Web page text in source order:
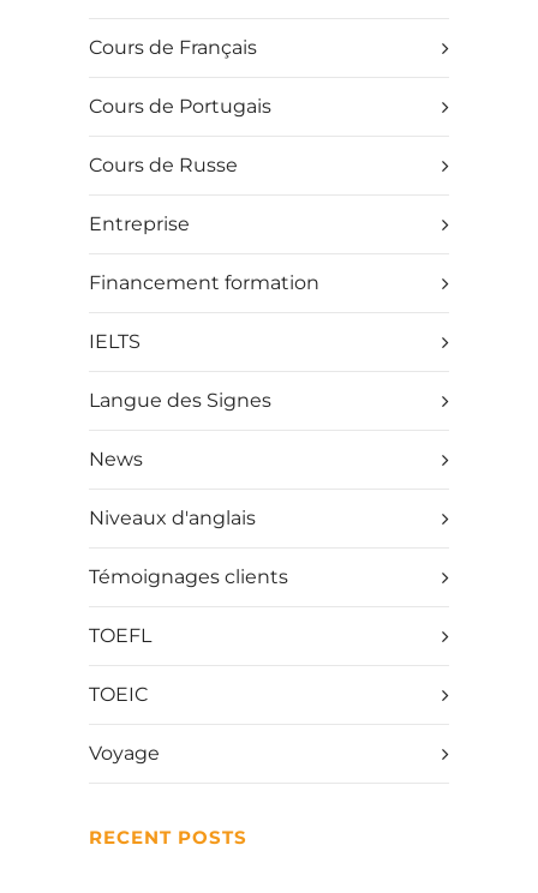
Cours de Français
Cours de Portugais
Cours de Russe
Entreprise
Financement formation
IELTS
Langue des Signes
News
Niveaux d'anglais
Témoignages clients
TOEFL
TOEIC
Voyage
RECENT POSTS